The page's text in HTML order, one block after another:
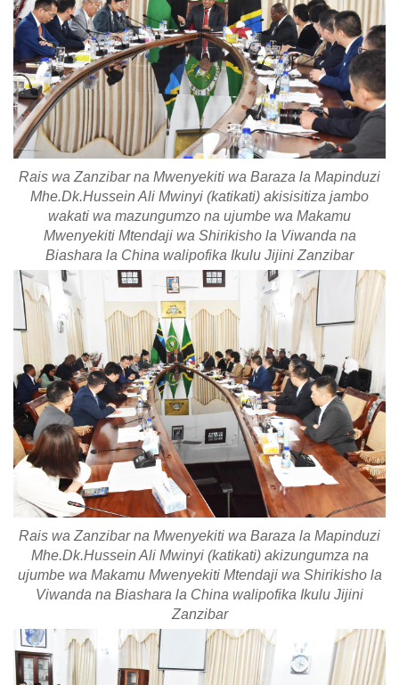
Rais wa Zanzibar na Mwenyekiti wa Baraza la Mapinduzi
Mhe.Dk.Hussein Ali Mwinyi (katikati) akisisitiza jambo
wakati wa mazungumzo na ujumbe wa Makamu
Mwenyekiti Mtendaji wa Shirikisho la Viwanda na
Biashara la China walipofika Ikulu Jijini Zanzibar
Rais wa Zanzibar na Mwenyekiti wa Baraza la Mapinduzi
Mhe.Dk.Hussein Ali Mwinyi (katikati) akizungumza na
ujumbe wa Makamu Mwenyekiti Mtendaji wa Shirikisho la
Viwanda na Biashara la China walipofika Ikulu Jijini
Zanzibar